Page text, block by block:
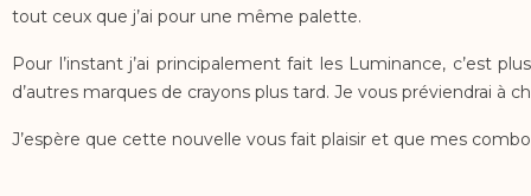
tout ceux que j’ai pour une même palette.
Pour l’instant j’ai principalement fait les Luminance, c’est
d’autres marques de crayons plus tard. Je vous préviendrai
J’espère que cette nouvelle vous fait plaisir et que mes